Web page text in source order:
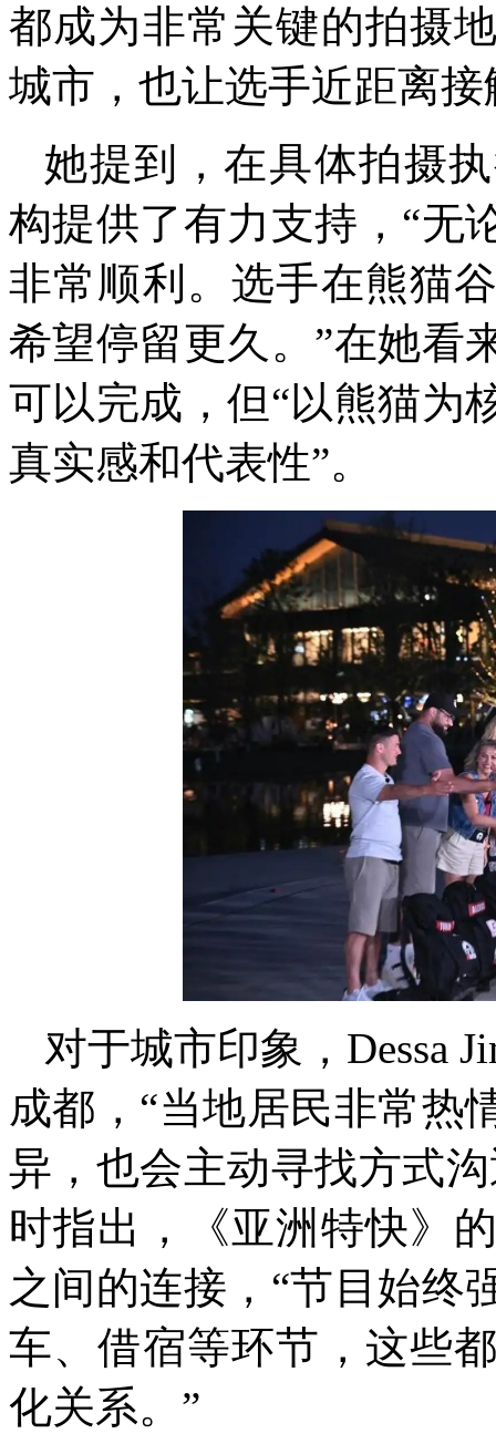
都成为非常关键的拍摄
城市，也让选手近距离接
她提到，在具体拍摄
构提供了有力支持，“无
非常顺利。选手在熊猫
希望停留更久。”在她看
可以完成，但“以熊猫为
真实感和代表性”。
对于城市印象，Dessa
成都，“当地居民非常热
异，也会主动寻找方式
时指出，《亚洲特快》
之间的连接，“节目始终
车、借宿等环节，这些
化关系。”